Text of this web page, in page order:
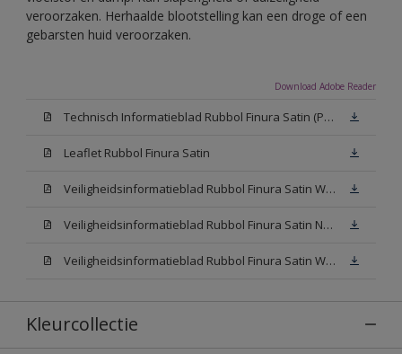
veroorzaken. Herhaalde blootstelling kan een droge of een
gebarsten huid veroorzaken.
Download Adobe Reader
Technisch Informatieblad Rubbol Finura Satin (PDF)
Leaflet Rubbol Finura Satin
Veiligheidsinformatieblad Rubbol Finura Satin W05 (MSDS)
Veiligheidsinformatieblad Rubbol Finura Satin N00 (MSDS)
Veiligheidsinformatieblad Rubbol Finura Satin White (MSDS)
Kleurcollectie